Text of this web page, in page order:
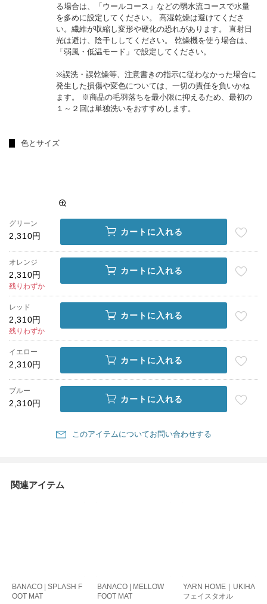
る場合は、「ウールコース」などの弱水流コースで水量
を多めに設定してください。 高湿乾燥は避けてくださ
い。繊維が収縮し変形や硬化の恐れがあります。 直射日
光は避け、陰干ししてください。 乾燥機を使う場合は、
「弱風・低温モード」で設定してください。
※誤洗・誤乾燥等、注意書きの指示に従わなかった場合に
発生した損傷や変色については、一切の責任を負いかね
ます。 ※商品の毛羽落ちを最小限に抑えるため、最初の
１～２回は単独洗いをおすすめします。
色とサイズ
グリーン
2,310円 カートに入れる
オレンジ
2,310円
残りわずか
カートに入れる
レッド
2,310円
残りわずか
カートに入れる
イエロー
2,310円 カートに入れる
ブルー
2,310円 カートに入れる
このアイテムについてお問い合わせする
関連アイテム
BANACO | SPLASH F
OOT MAT
BANACO | MELLOW
FOOT MAT
YARN HOME｜UKIHA
フェイスタオル